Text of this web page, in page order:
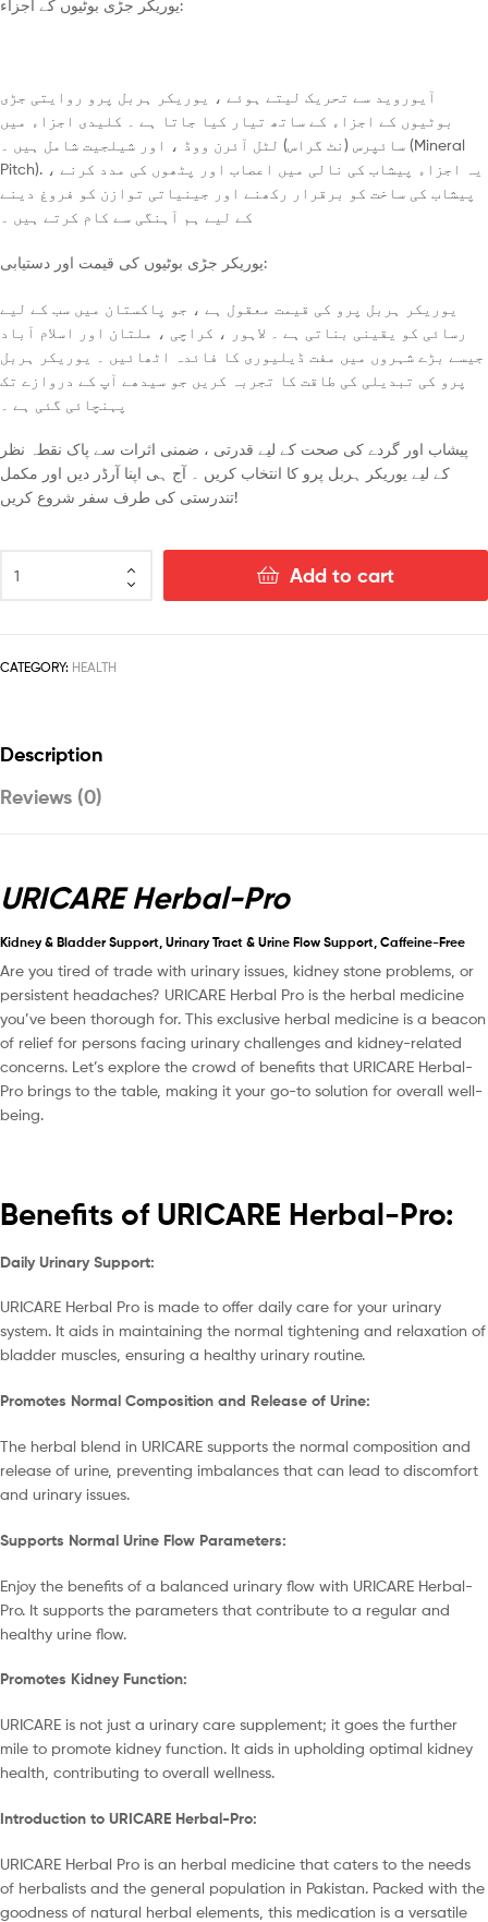
یوریکر جڑی بوٹیوں کے اجزاء:
آیوروید سے تحریک لیتے ہوئے ، یوریکر ہربل پرو روایتی جڑی
بوٹیوں کے اجزاء کے ساتھ تیار کیا جاتا ہے ۔ کلیدی اجزاء میں
سائپرس (نٹ گراس) لٹل آئرن ووڈ ، اور شیلجیت شامل ہیں ۔ (Mineral
Pitch). یہ اجزاء پیشاب کی نالی میں اعصاب اور پٹھوں کی مدد کرنے ،
پیشاب کی ساخت کو برقرار رکھنے اور جینیاتی توازن کو فروغ دینے
کے لیے ہم آہنگی سے کام کرتے ہیں ۔
یوریکر جڑی بوٹیوں کی قیمت اور دستیابی:
یوریکر ہربل پرو کی قیمت معقول ہے ، جو پاکستان میں سب کے لیے
رسائی کو یقینی بناتی ہے ۔ لاہور ، کراچی ، ملتان اور اسلام آباد
جیسے بڑے شہروں میں مفت ڈیلیوری کا فائدہ اٹھائیں ۔ یوریکر ہربل
پرو کی تبدیلی کی طاقت کا تجربہ کریں جو سیدھے آپ کے دروازے تک
پہنچائی گئی ہے ۔
پیشاب اور گردے کی صحت کے لیے قدرتی ، ضمنی اثرات سے پاک نقطہ نظر
کے لیے یوریکر ہربل پرو کا انتخاب کریں ۔ آج ہی اپنا آرڈر دیں اور مکمل
تندرستی کی طرف سفر شروع کریں!
Add to cart
CATEGORY: HEALTH
Description
Reviews (0)
URICARE Herbal-Pro
Kidney & Bladder Support, Urinary Tract & Urine Flow Support, Caffeine-Free
Are you tired of trade with urinary issues, kidney stone problems, or
persistent headaches? URICARE Herbal Pro is the herbal medicine
you’ve been thorough for. This exclusive herbal medicine is a beacon
of relief for persons facing urinary challenges and kidney-related
concerns. Let’s explore the crowd of benefits that URICARE Herbal-
Pro brings to the table, making it your go-to solution for overall well-
being.
Benefits of URICARE Herbal-Pro:
Daily Urinary Support:
URICARE Herbal Pro is made to offer daily care for your urinary
system. It aids in maintaining the normal tightening and relaxation of
bladder muscles, ensuring a healthy urinary routine.
Promotes Normal Composition and Release of Urine:
The herbal blend in URICARE supports the normal composition and
release of urine, preventing imbalances that can lead to discomfort
and urinary issues.
Supports Normal Urine Flow Parameters:
Enjoy the benefits of a balanced urinary flow with URICARE Herbal-
Pro. It supports the parameters that contribute to a regular and
healthy urine flow.
Promotes Kidney Function:
URICARE is not just a urinary care supplement; it goes the further
mile to promote kidney function. It aids in upholding optimal kidney
health, contributing to overall wellness.
Introduction to URICARE Herbal-Pro:
URICARE Herbal Pro is an herbal medicine that caters to the needs
of herbalists and the general population in Pakistan. Packed with the
goodness of natural herbal elements, this medication is a versatile